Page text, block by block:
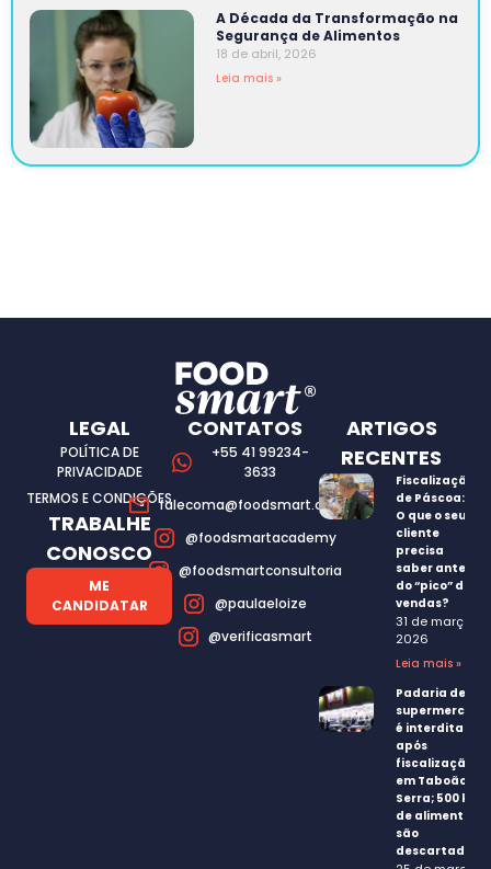
A Década da Transformação na
Segurança de Alimentos
18 de abril, 2026
Leia mais »
LEGAL
POLÍTICA DE
PRIVACIDADE
TERMOS E CONDIÇÕES
TRABALHE
CONOSCO
ME
CANDIDATAR
CONTATOS
+55 41 99234-
3633
falecoma@foodsmart.com.br
@foodsmartacademy
@foodsmartconsultoria
@paulaeloize
@verificasmart
ARTIGOS
RECENTES
Fiscalização
de Páscoa:
O que o seu
cliente
precisa
saber antes
do “pico” de
vendas?
31 de março,
2026
Leia mais »
Padaria de
supermercado
é interditada
após
fiscalização
em Taboão da
Serra; 500 kg
de alimentos
são
descartados